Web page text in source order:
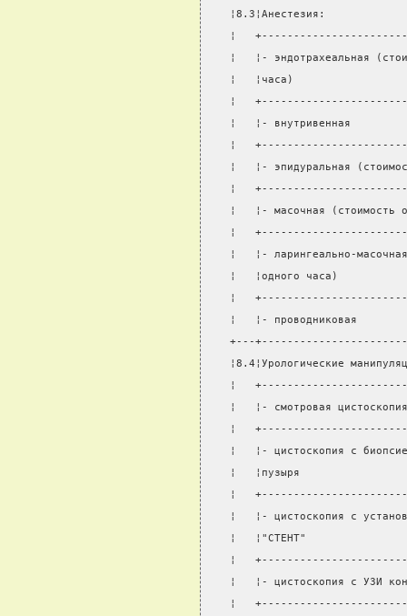
¦8.3¦Анестезия:
¦
¦   ¦- эндотрахеальная
¦   ¦часа)
¦
¦   ¦- внутривенная
¦
¦   ¦- эпидуральная
¦
¦   ¦- масочная
¦
¦   ¦- ларингеально-
¦   ¦одного часа)
¦
¦   ¦- проводниковая
+---
¦8.4¦Урологические
¦
¦   ¦- смотровая
¦
¦   ¦- цистоскопия с
¦   ¦пузыря
¦
¦   ¦- цистоскопия с
¦   ¦"СТЕНТ"
¦
¦   ¦- цистоскопия с УЗИ
¦